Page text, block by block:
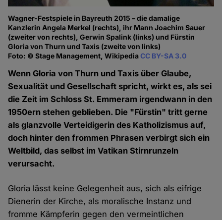
Wagner-Festspiele in Bayreuth 2015 – die damalige
Kanzlerin Angela Merkel (rechts), ihr Mann Joachim Sauer
(zweiter von rechts), Gerwin Spalink (links) und Fürstin
Gloria von Thurn und Taxis (zweite von links)
Foto: © Stage Management, WikipediaCC BY-SA 3.0
Wenn Gloria von Thurn und Taxis über Glaube,
Sexualität und Gesellschaft spricht, wirkt es, als sei
die Zeit im Schloss St. Emmeram irgendwann in den
1950ern stehen geblieben. Die "Fürstin" tritt gerne
als glanzvolle Verteidigerin des Katholizismus auf,
doch hinter den frommen Phrasen verbirgt sich ein
Weltbild, das selbst im Vatikan Stirnrunzeln
verursacht.
Gloria lässt keine Gelegenheit aus, sich als eifrige
Dienerin der Kirche, als moralische Instanz und
fromme Kämpferin gegen den vermeintlichen